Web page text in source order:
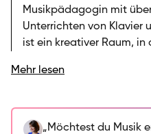
Musikpädagogin mit
Unterrichten von Klavier
ist ein kreativer Raum, in
kann. Für mich ist es
auch fühlst, denn das ist
Ich unterrichte bei der
Mehr lesen
„Möchtest du Musik